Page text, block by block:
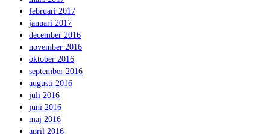
februari 2017
januari 2017
december 2016
november 2016
oktober 2016
september 2016
augusti 2016
juli 2016
juni 2016
maj 2016
april 2016